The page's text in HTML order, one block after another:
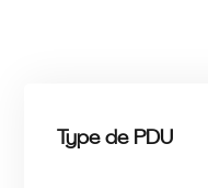
Type de PDU